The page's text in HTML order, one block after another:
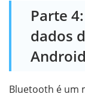
Parte
dados
Bluetooth é um